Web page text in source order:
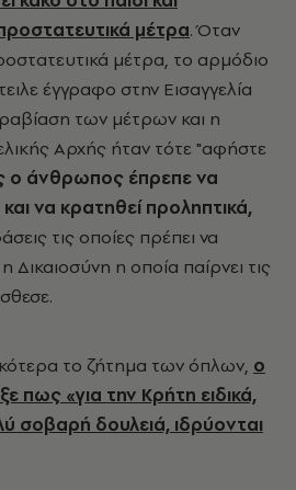
μέτρα. Όταν
μέτρα, το αρμόδιο
έγγραφο στην Εισαγγελία
των μέτρων και η
Αρχής ήταν τότε "αφήστε
ο άνθρωπος έπρεπε να
να κρατηθεί προληπτικά,
τις οποίες πρέπει να
Δικαιοσύνη η οποία παίρνει τις
το ζήτημα των όπλων, ο
πως «για την Κρήτη ειδικά,
σοβαρή δουλειά, ιδρύονται